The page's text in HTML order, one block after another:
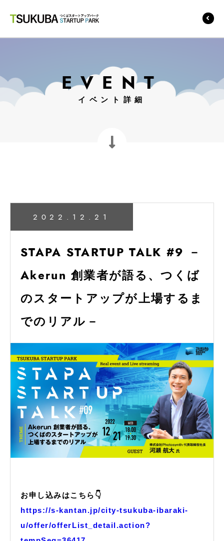
EVENT
イベント詳細
2022.12.21
STAPA STARTUP TALK #9 －
Akerun 創業者が語る、つくば
のスタートアップが上場するま
でのリアル－
お申し込みはこちら👇
https://s-kantan.jp/city-tsukuba-ibaraki-
u/offer/offerList_detail.action?